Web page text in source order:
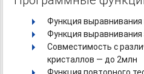
Функция
Функция выравнивания
Совместимость с
кристаллов — до 2млн